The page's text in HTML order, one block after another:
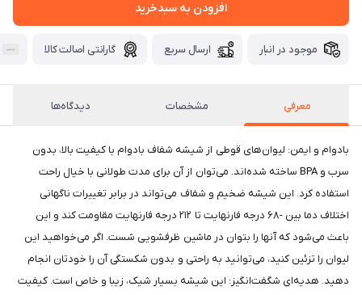
افزودن به سبدخرید
موجود در انبار ارسال سریع گارانتی اصالت کالا
معرفی مشخصات دیدگاه‌ها
بادوام و ایمن: لیوان‌های قوطی از شیشه شفاف بادوام با کیفیت بالا، بدون
سرب و BPA ساخته شده‌اند. می‌توان از آن برای مدت طولانی با خیال راحت
استفاده کرد. این شیشه ضخیم و شفاف می‌تواند در برابر تغییرات ناگهانی
اختلاف دما بین -۶۸ درجه فارنهایت تا ۲۱۲ درجه فارنهایت مقاومت کند و این
باعث می‌شود که آنها را بتوان در ماشین ظرفشویی شست. اگر می‌خواهید این
لیوان را تزئین کنید، می‌توانید به راحتی و بدون شکستگی آن را خودتان انجام
دهید. هدیه‌ای شگفت‌انگیز: این شیشه بسیار شیک، زیبا و خاص است. کیفیت